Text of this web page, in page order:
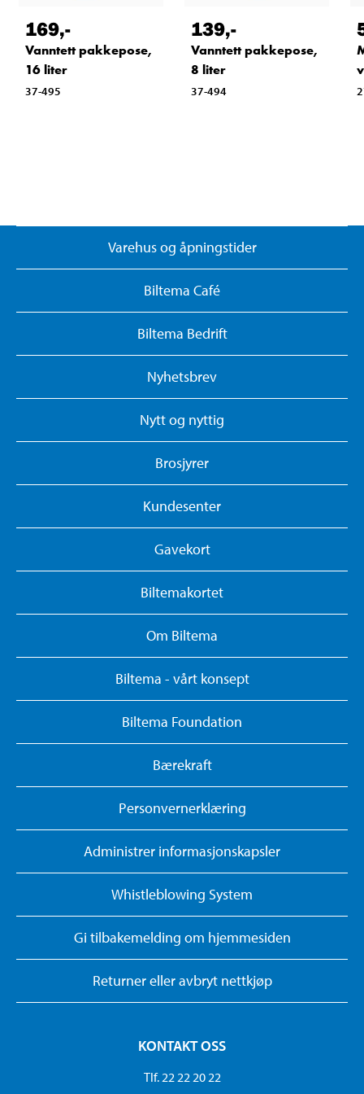
169,-
Vanntett pakkepose,
16 liter
37-495
139,-
Vanntett pakkepose,
8 liter
37-494
Varehus og åpningstider
Biltema Café
Biltema Bedrift
Nyhetsbrev
Nytt og nyttig
Brosjyrer
Kundesenter
Gavekort
Biltemakortet
Om Biltema
Biltema - vårt konsept
Biltema Foundation
Bærekraft
Personvernerklæring
Administrer informasjonskapsler
Whistleblowing System
Gi tilbakemelding om hjemmesiden
Returner eller avbryt nettkjøp
KONTAKT OSS
Tlf. 22 22 20 22